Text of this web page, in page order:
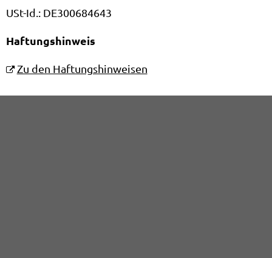
USt-Id.: DE300684643
Haftungshinweis
Zu den Haftungshinweisen